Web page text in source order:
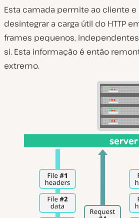
Esta camada permite ao cliente
desintegrar a carga útil do HTTP
frames pequenos,
si. Esta informação é então
extremo.